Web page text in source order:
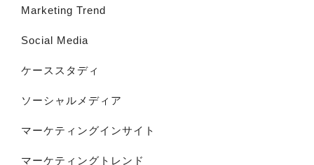
Marketing Trend
Social Media
ケーススタディ
ソーシャルメディア
マーケティングインサイト
マーケティングトレンド